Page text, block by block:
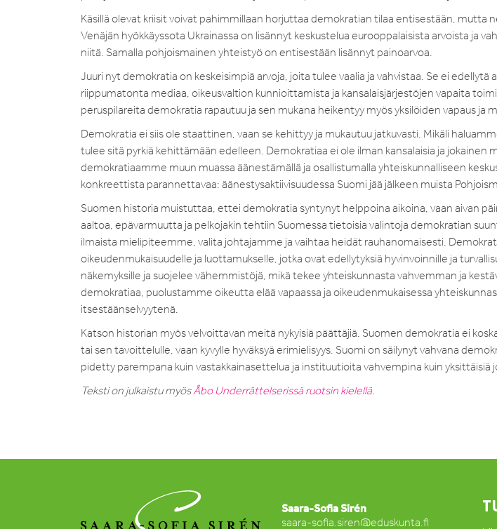
Käsillä olevat kriisit voivat pahimmillaan horjuttaa demokratian tilaa entisestään, mutta
Venäjän hyökkäyssota Ukrainassa on lisännyt keskustelua eurooppalaisista arvoista ja
niitä. Samalla pohjoismainen yhteistyö on entisestään lisännyt painoarvoa.
Juuri nyt demokratia on keskeisimpiä arvoja, joita tulee vaalia ja vahvistaa. Se ei edellytä
riippumatonta mediaa, oikeusvaltion kunnioittamista ja kansalaisjärjestöjen vapaita
peruspilareita demokratia rapautuu ja sen mukana heikentyy myös yksilöiden vapaus ja
Demokratia ei siis ole staattinen, vaan se kehittyy ja mukautuu jatkuvasti. Mikäli
tulee sitä pyrkiä kehittämään edelleen. Demokratiaa ei ole ilman kansalaisia ja jokainen
demokratiaamme muun muassa äänestämällä ja osallistumalla yhteiskunnalliseen
konkreettista parannettavaa: äänestysaktiivisuudessa Suomi jää jälkeen muista
Suomen historia muistuttaa, ettei demokratia syntynyt helppoina aikoina, vaan aivan
aaltoa, epävarmuutta ja pelkojakin tehtiin Suomessa tietoisia valintoja demokratian
ilmaista mielipiteemme, valita johtajamme ja vaihtaa heidät rauhanomaisesti.
oikeudenmukaisuudelle ja luottamukselle, jotka ovat edellytyksiä hyvinvoinnille ja
näkemyksille ja suojelee vähemmistöjä, mikä tekee yhteiskunnasta vahvemman ja
demokratiaa, puolustamme oikeutta elää vapaassa ja oikeudenmukaisessa
itsestäänselvyytenä.
Katson historian myös velvoittavan meitä nykyisiä päättäjiä. Suomen demokratia ei
tai sen tavoittelulle, vaan kyvylle hyväksyä erimielisyys. Suomi on säilynyt vahvana
pidetty parempana kuin vastakkainasettelua ja instituutioita vahvempina kuin yksittäisiä
Teksti on julkaistu myösÅbo Underrättelserissä ruotsin kielellä.
Saara-Sofia Sirén
saara-sofia.siren@eduskunta.fi